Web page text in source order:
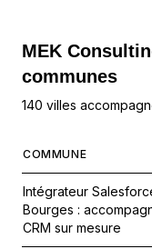
MEK
communes
140 villes
COMMUNE
Intégrateur
Bourges :
CRM sur mesure